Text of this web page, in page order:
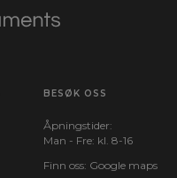
BESØK OSS
Åpningstider:
Man - Fre: kl. 8-16
Finn oss: Google maps